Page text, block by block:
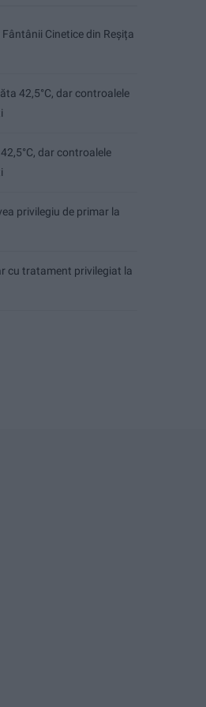
Cinetice din Reșița
42,5°C, dar controalele
dar controalele
privilegiu de primar la
cu tratament privilegiat la